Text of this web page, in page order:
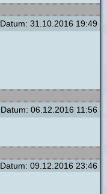
Datum: 31.10.2016 19:49
Datum: 06.12.2016 11:56
Datum: 09.12.2016 23:46